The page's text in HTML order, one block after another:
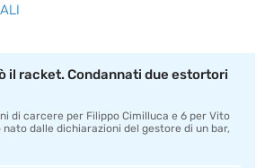
il racket. Condannati due estortori
di carcere per Filippo Cimilluca e 6 per Vito
dalle dichiarazioni del gestore di un bar,